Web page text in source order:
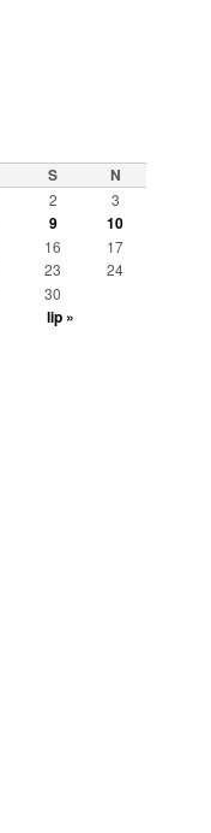
S N
2
3
9 10
16
17
23
24
30
lip »